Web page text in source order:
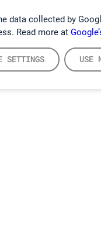
data collected by
Read more at
SETTINGS USE